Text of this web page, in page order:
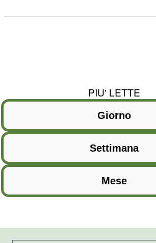
PIU' LETTE